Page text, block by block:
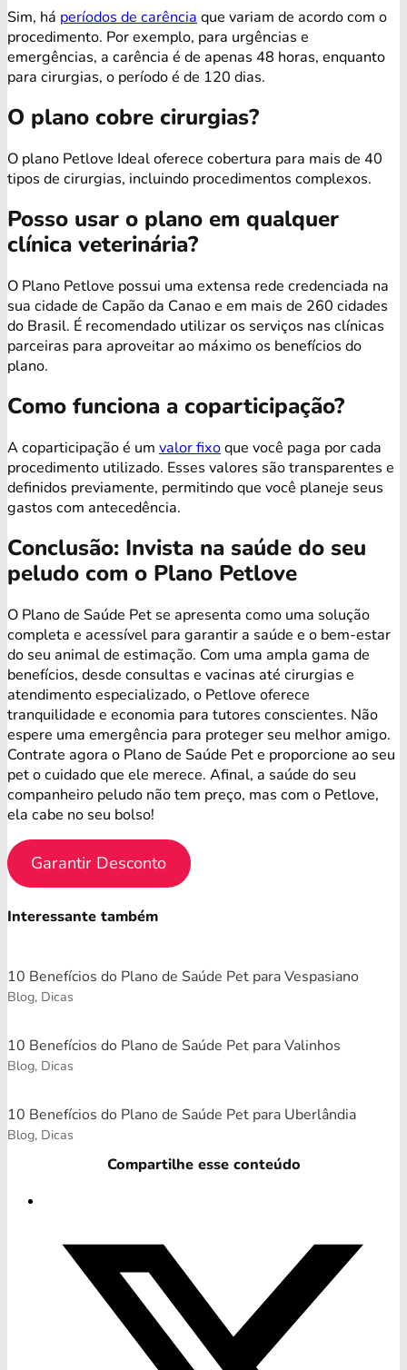
Sim, há períodos de carência que variam de acordo com o
procedimento. Por exemplo, para urgências e
emergências, a carência é de apenas 48 horas, enquanto
para cirurgias, o período é de 120 dias.
O plano cobre cirurgias?
O plano Petlove Ideal oferece cobertura para mais de 40
tipos de cirurgias, incluindo procedimentos complexos.
Posso usar o plano em qualquer
clínica veterinária?
O Plano Petlove possui uma extensa rede credenciada na
sua cidade de Capão da Canao e em mais de 260 cidades
do Brasil. É recomendado utilizar os serviços nas clínicas
parceiras para aproveitar ao máximo os benefícios do
plano.
Como funciona a coparticipação?
A coparticipação é um valor fixoque você paga por cada
procedimento utilizado. Esses valores são transparentes e
definidos previamente, permitindo que você planeje seus
gastos com antecedência.
Conclusão: Invista na saúde do seu
peludo com o Plano Petlove
O Plano de Saúde Pet se apresenta como uma solução
completa e acessível para garantir a saúde e o bem-estar
do seu animal de estimação. Com uma ampla gama de
benefícios, desde consultas e vacinas até cirurgias e
atendimento especializado, o Petlove oferece
tranquilidade e economia para tutores conscientes. Não
espere uma emergência para proteger seu melhor amigo.
Contrate agora o Plano de Saúde Pet e proporcione ao seu
pet o cuidado que ele merece. Afinal, a saúde do seu
companheiro peludo não tem preço, mas com o Petlove,
ela cabe no seu bolso!
Garantir Desconto
Interessante também
10 Benefícios do Plano de Saúde Pet para Vespasiano
Blog, Dicas
10 Benefícios do Plano de Saúde Pet para Valinhos
Blog, Dicas
10 Benefícios do Plano de Saúde Pet para Uberlândia
Blog, Dicas
Compartilhe esse conteúdo